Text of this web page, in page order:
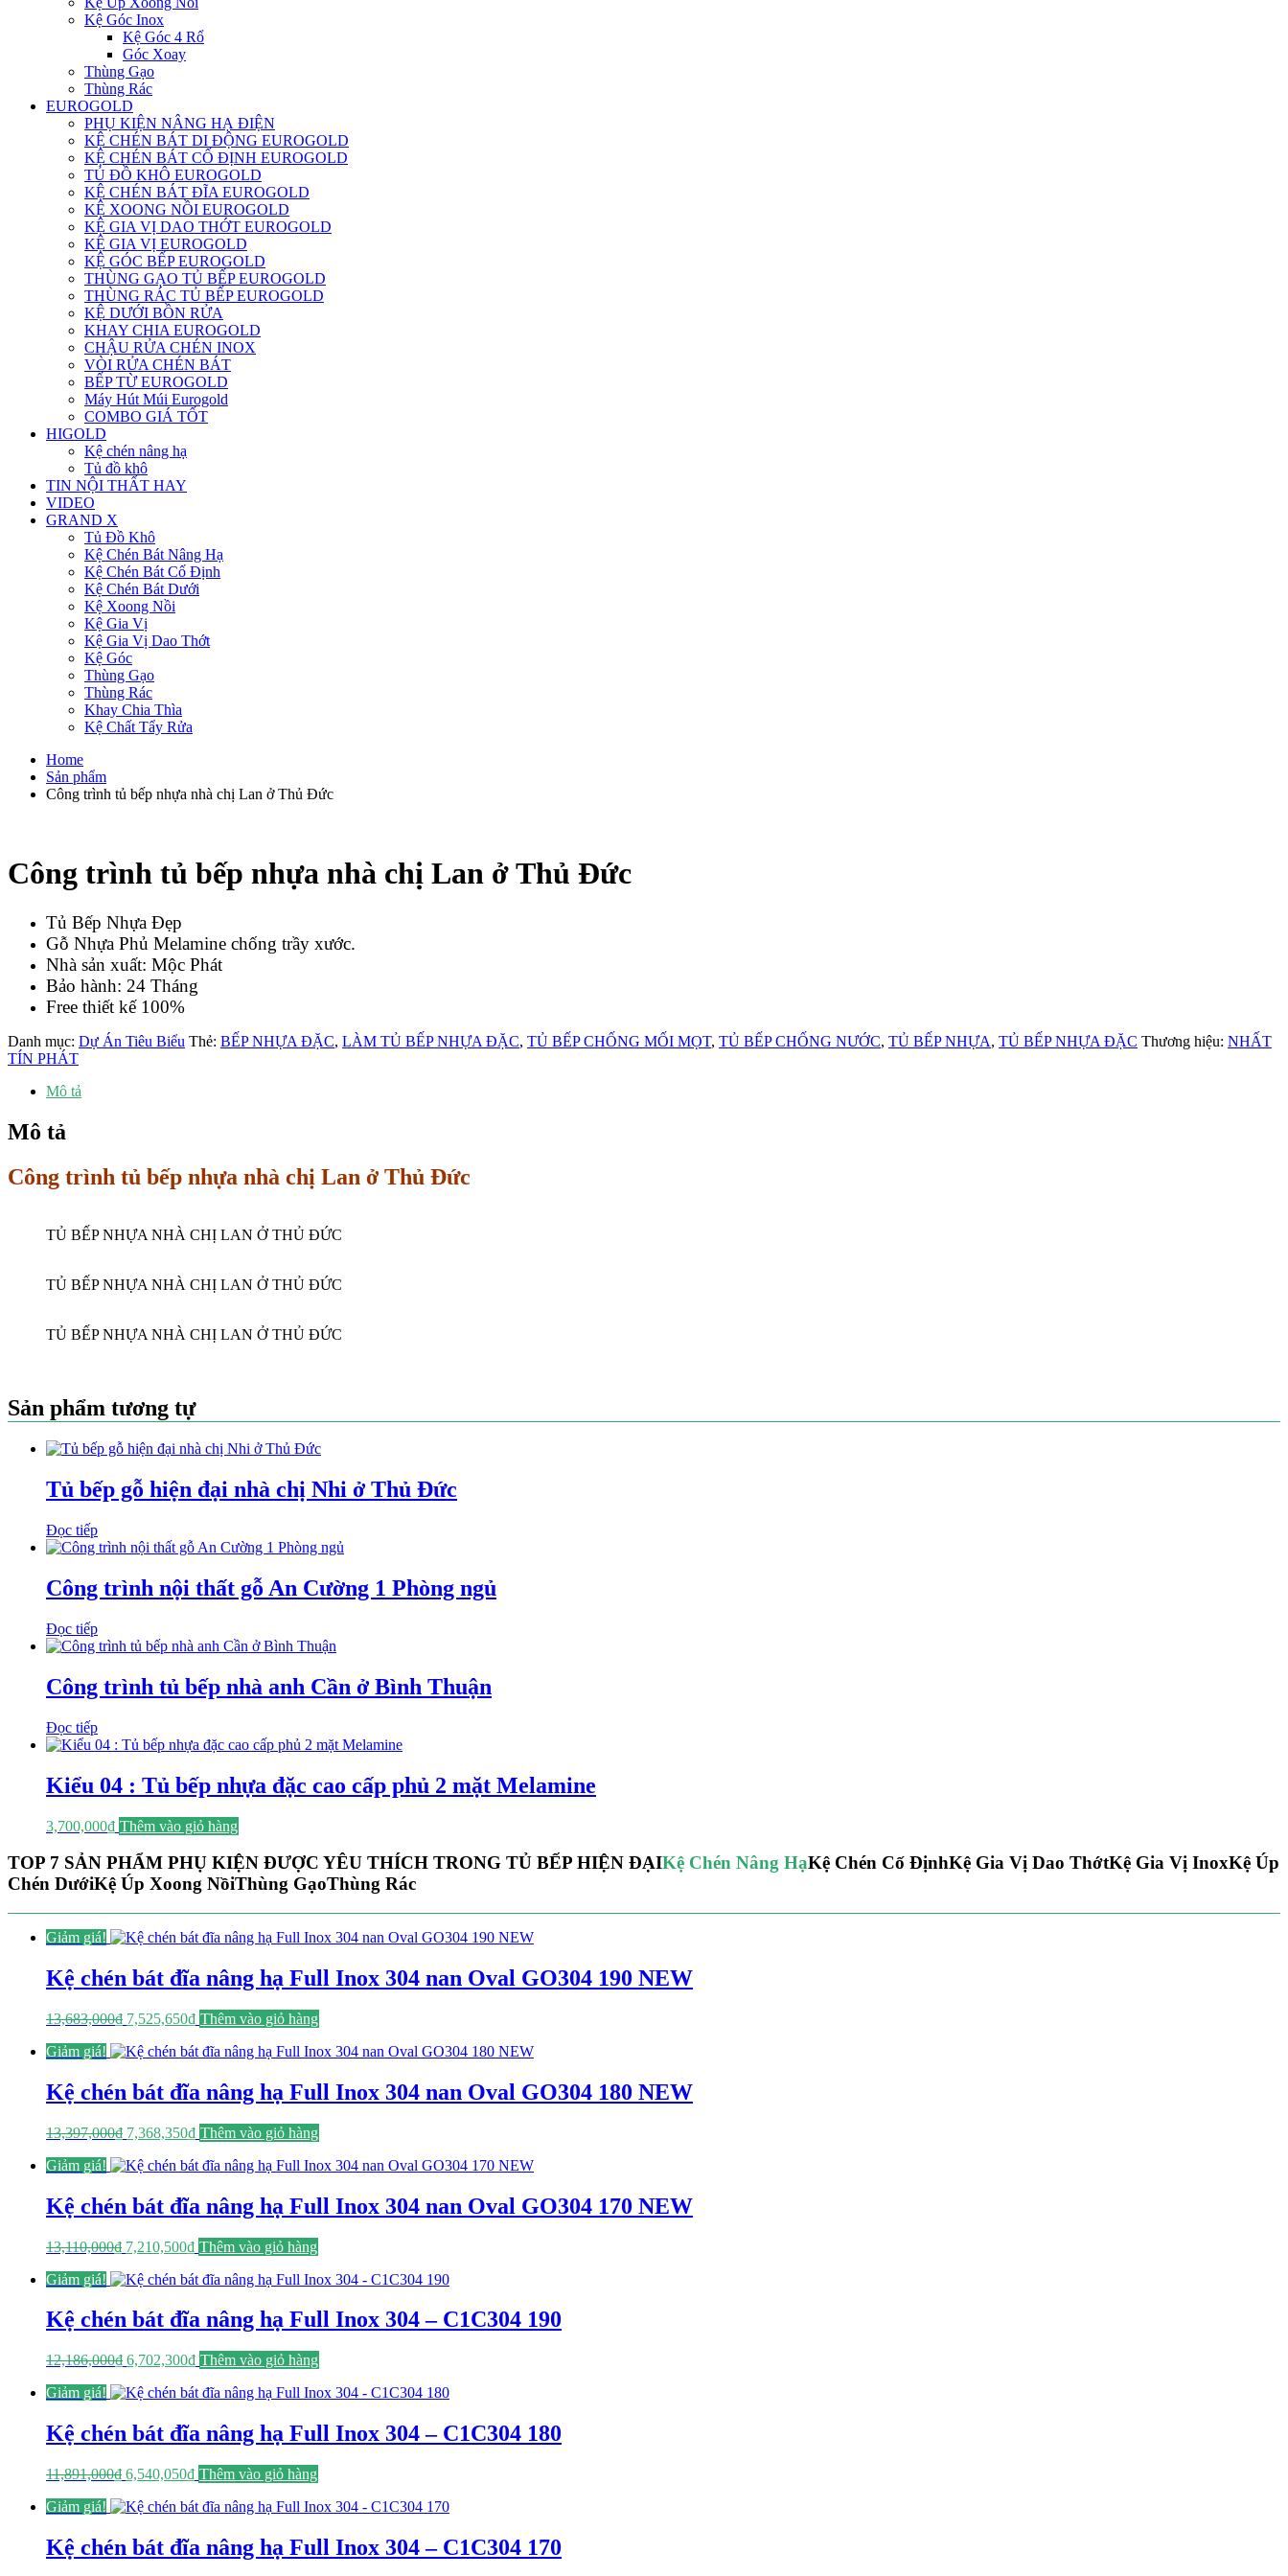
Kệ Góc Inox
Kệ Góc 4 Rổ
Góc Xoay
Thùng Gạo
Thùng Rác
EUROGOLD
PHỤ KIỆN NÂNG HẠ ĐIỆN
KỆ CHÉN BÁT DI ĐỘNG EUROGOLD
KỆ CHÉN BÁT CỐ ĐỊNH EUROGOLD
TỦ ĐỒ KHÔ EUROGOLD
KỆ CHÉN BÁT ĐĨA EUROGOLD
KỆ XOONG NỒI EUROGOLD
KỆ GIA VỊ DAO THỚT EUROGOLD
KỆ GIA VỊ EUROGOLD
KỆ GÓC BẾP EUROGOLD
THÙNG GẠO TỦ BẾP EUROGOLD
THÙNG RÁC TỦ BẾP EUROGOLD
KỆ DƯỚI BỒN RỬA
KHAY CHIA EUROGOLD
CHẬU RỬA CHÉN INOX
VÒI RỬA CHÉN BÁT
BẾP TỪ EUROGOLD
Máy Hút Múi Eurogold
COMBO GIÁ TỐT
HIGOLD
Kệ chén nâng hạ
Tủ đồ khô
TIN NỘI THẤT HAY
VIDEO
GRAND X
Tủ Đồ Khô
Kệ Chén Bát Nâng Hạ
Kệ Chén Bát Cố Định
Kệ Chén Bát Dưới
Kệ Xoong Nồi
Kệ Gia Vị
Kệ Gia Vị Dao Thớt
Kệ Góc
Thùng Gạo
Thùng Rác
Khay Chia Thìa
Kệ Chất Tẩy Rửa
Home
Sản phẩm
Công trình tủ bếp nhựa nhà chị Lan ở Thủ Đức
Công trình tủ bếp nhựa nhà chị Lan ở Thủ Đức
Tủ Bếp Nhựa Đẹp
Gỗ Nhựa Phủ Melamine chống trầy xước.
Nhà sản xuất: Mộc Phát
Bảo hành: 24 Tháng
Free thiết kế 100%
Danh mục: Dự Án Tiêu Biểu Thẻ: BẾP NHỰA ĐẶC, LÀM TỦ BẾP NHỰA ĐẶC, TỦ BẾP CHỐNG MỐI MỌT, TỦ BẾP CHỐNG NƯỚC, TỦ BẾP NHỰA, TỦ BẾP NHỰA ĐẶC Thương hiệu: NHẤT
TÍN PHÁT
Mô tả
Mô tả
Công trình tủ bếp nhựa nhà chị Lan ở Thủ Đức
TỦ BẾP NHỰA NHÀ CHỊ LAN Ở THỦ ĐỨC
TỦ BẾP NHỰA NHÀ CHỊ LAN Ở THỦ ĐỨC
TỦ BẾP NHỰA NHÀ CHỊ LAN Ở THỦ ĐỨC
Sản phẩm tương tự
Tủ bếp gỗ hiện đại nhà chị Nhi ở Thủ Đức
Đọc tiếp
Công trình nội thất gỗ An Cường 1 Phòng ngủ
Đọc tiếp
Công trình tủ bếp nhà anh Cần ở Bình Thuận
Đọc tiếp
Kiểu 04 : Tủ bếp nhựa đặc cao cấp phủ 2 mặt Melamine
3,700,000₫ Thêm vào giỏ hàng
TOP 7 SẢN PHẨM PHỤ KIỆN ĐƯỢC YÊU THÍCH TRONG TỦ BẾP HIỆN ĐẠIKệ Chén Nâng HạKệ Chén Cố ĐịnhKệ Gia Vị Dao ThớtKệ Gia Vị InoxKệ Úp
Chén DướiKệ Úp Xoong NồiThùng GạoThùng Rác
Giảm giá!
Kệ chén bát đĩa nâng hạ Full Inox 304 nan Oval GO304 190 NEW
13,683,000₫ Giá
là:
7,525,650₫Giá
tại
7,525,650₫.
Thêm vào giỏ hàng
Giảm giá!
Kệ chén bát đĩa nâng hạ Full Inox 304 nan Oval GO304 180 NEW
13,397,000₫ Giá
là:
7,368,350₫Giá
tại
7,368,350₫.
Thêm vào giỏ hàng
Giảm giá!
Kệ chén bát đĩa nâng hạ Full Inox 304 nan Oval GO304 170 NEW
13,110,000₫ Giá
là:
7,210,500₫Giá
tại
7,210,500₫.
Thêm vào giỏ hàng
Giảm giá!
Kệ chén bát đĩa nâng hạ Full Inox 304 – C1C304 190
12,186,000₫ Giá
là:
6,702,300₫Giá
tại
6,702,300₫.
Thêm vào giỏ hàng
Giảm giá!
Kệ chén bát đĩa nâng hạ Full Inox 304 – C1C304 180
11,891,000₫ Giá
là:
6,540,050₫Giá
tại
6,540,050₫.
Thêm vào giỏ hàng
Giảm giá!
Kệ chén bát đĩa nâng hạ Full Inox 304 – C1C304 170